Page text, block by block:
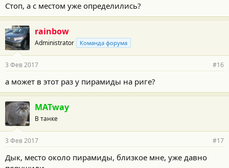
Стоп, а с местом уже определились?
rainbow
Administrator Команда форума
3 Фев 2017 #16
а может в этот раз у пирамиды на риге?
MATway
В танке
3 Фев 2017 #17
Дык, место около пирамиды, близкое мне, уже давно